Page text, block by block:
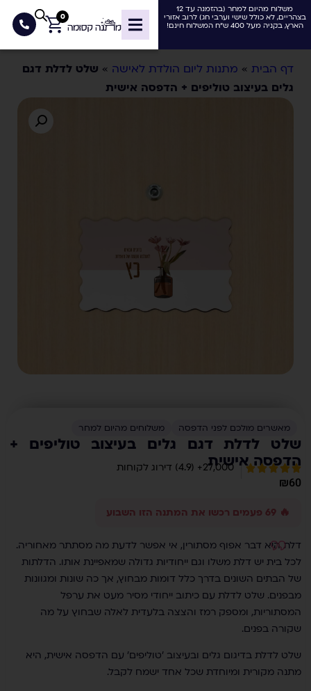
משלוח מהיום למחר (בהזמנה עד 12
בצהריים, לא כולל שישי וערבי חג) לרוב אזורי
הארץ, בקניה מעל 400 ש"ח המשלוח חינם!
0
דף הבית » מתנות ליום הולדת לאישה » שלט לדלת דגם
גלים בעיצוב טוליפים + הדפסה אישית
מאשרים מולכם לפני הדפסה משלוחים מהיום למחר
שלט לדלת דגם גלים בעיצוב טוליפים +
הדפסה אישית
27,000+ (4.9) דירוג לקוחות
₪60
🔥 69 פעמים רכשו את המתנה הזו השבוע
דלת היא דבר אפוף מסתורין, אי אפשר לדעת מה מסתתר מאחוריה.
לכל בית יש דלת משלו וגם ייחודיות גדולה שמאפיינת אותו. הדלתות
של הבתים השונים בדרך כלל דומות מבחוץ, אך כה שונות ומגוונות
מבפנים. שלט לדלת עם כיתוב ייחודי מסיר מעט את ערפל
המסתוריות, ומספק רמז והצצה בלעדית לאלה שבחוץ על מה
שקורה בפנים.
שלט לדלת בדיגום גלים ובעיצוב 'טוליפים' עם הדפסה אישית, היא
מתנה מקורית ומיוחדת שכל אחד ישמח לקבל.